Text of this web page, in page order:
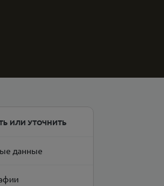
ИЛИ УТОЧНИТЬ
данные